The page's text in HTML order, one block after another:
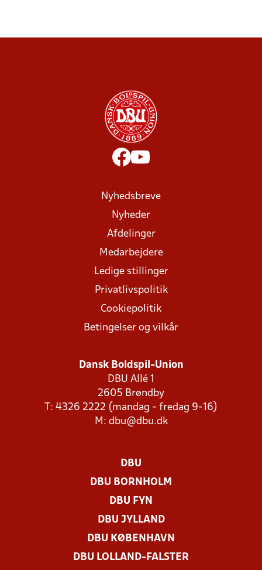
Nyhedsbreve
Nyheder
Afdelinger
Medarbejdere
Ledige stillinger
Privatlivspolitik
Cookiepolitik
Betingelser og vilkår
Dansk Boldspil-Union
DBU Allé 1
2605 Brøndby
T: 4326 2222 (mandag - fredag 9-16)
M: dbu@dbu.dk
DBU
DBU BORNHOLM
DBU FYN
DBU JYLLAND
DBU KØBENHAVN
DBU LOLLAND-FALSTER